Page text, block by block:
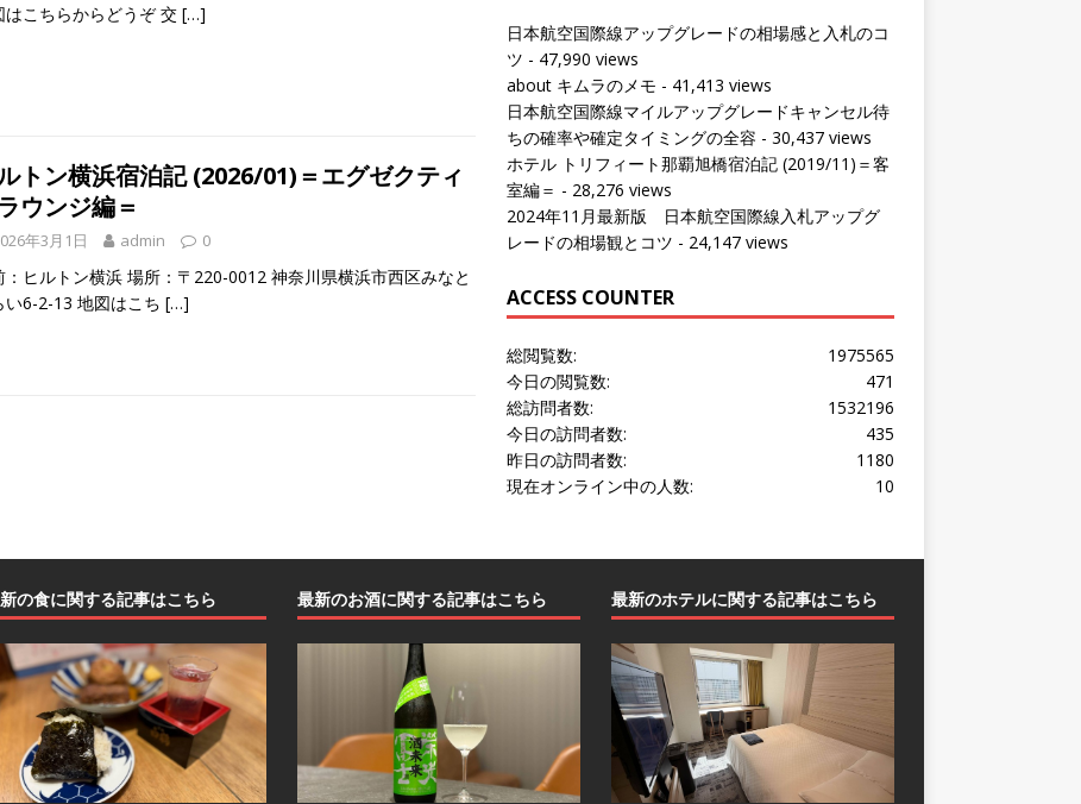
はこちらからどうぞ 交 […]
トン横浜宿泊記 (2026/01)＝エグゼクティ
ウンジ編＝
年3月1日 admin 0
：ヒルトン横浜 場所：〒220-0012 神奈川県横浜市西区みなと
い6-2-13 地図はこち […]
日本航空国際線アップグレードの相場感と入札のコ
ツ - 47,990 views
about キムラのメモ - 41,413 views
日本航空国際線マイルアップグレードキャンセル待
ちの確率や確定タイミングの全容 - 30,437 views
ホテル トリフィート那覇旭橋宿泊記 (2019/11)＝客
室編＝ - 28,276 views
2024年11月最新版 日本航空国際線入札アップグ
レードの相場観とコツ - 24,147 views
ACCESS COUNTER
1975565
総閲覧数:
471
今日の閲覧数:
1532196
総訪問者数:
435
今日の訪問者数:
1180
昨日の訪問者数:
10
現在オンライン中の人数:
の食に関する記事はこちら 最新のお酒に関する記事はこちら 最新のホテルに関する記事はこちら